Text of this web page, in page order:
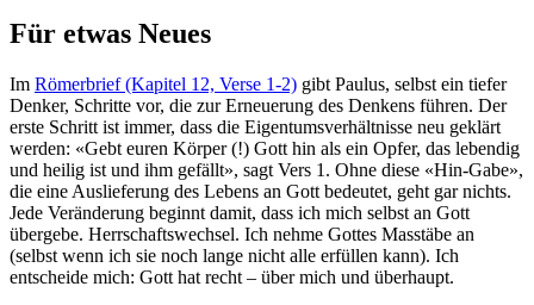
Für etwas Neues
Im Römerbrief (Kapitel 12, Verse 1-2) gibt Paulus, selbst ein tiefer
Denker, Schritte vor, die zur Erneuerung des Denkens führen. Der
erste Schritt ist immer, dass die Eigentumsverhältnisse neu geklärt
werden: «Gebt euren Körper (!) Gott hin als ein Opfer, das lebendig
und heilig ist und ihm gefällt», sagt Vers 1. Ohne diese «Hin-Gabe»,
die eine Auslieferung des Lebens an Gott bedeutet, geht gar nichts.
Jede Veränderung beginnt damit, dass ich mich selbst an Gott
übergebe. Herrschaftswechsel. Ich nehme Gottes Masstäbe an
(selbst wenn ich sie noch lange nicht alle erfüllen kann). Ich
entscheide mich: Gott hat recht – über mich und überhaupt.